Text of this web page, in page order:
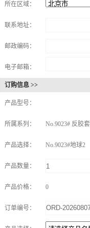
所在区域：
联系地址：
邮政编码：
电子邮箱：
订购信息 >>
产品型号：
所属系列： No.9023# 反胶
产品选择： No.9023#地球2
产品数量：
产品价格： 0
订单编号：